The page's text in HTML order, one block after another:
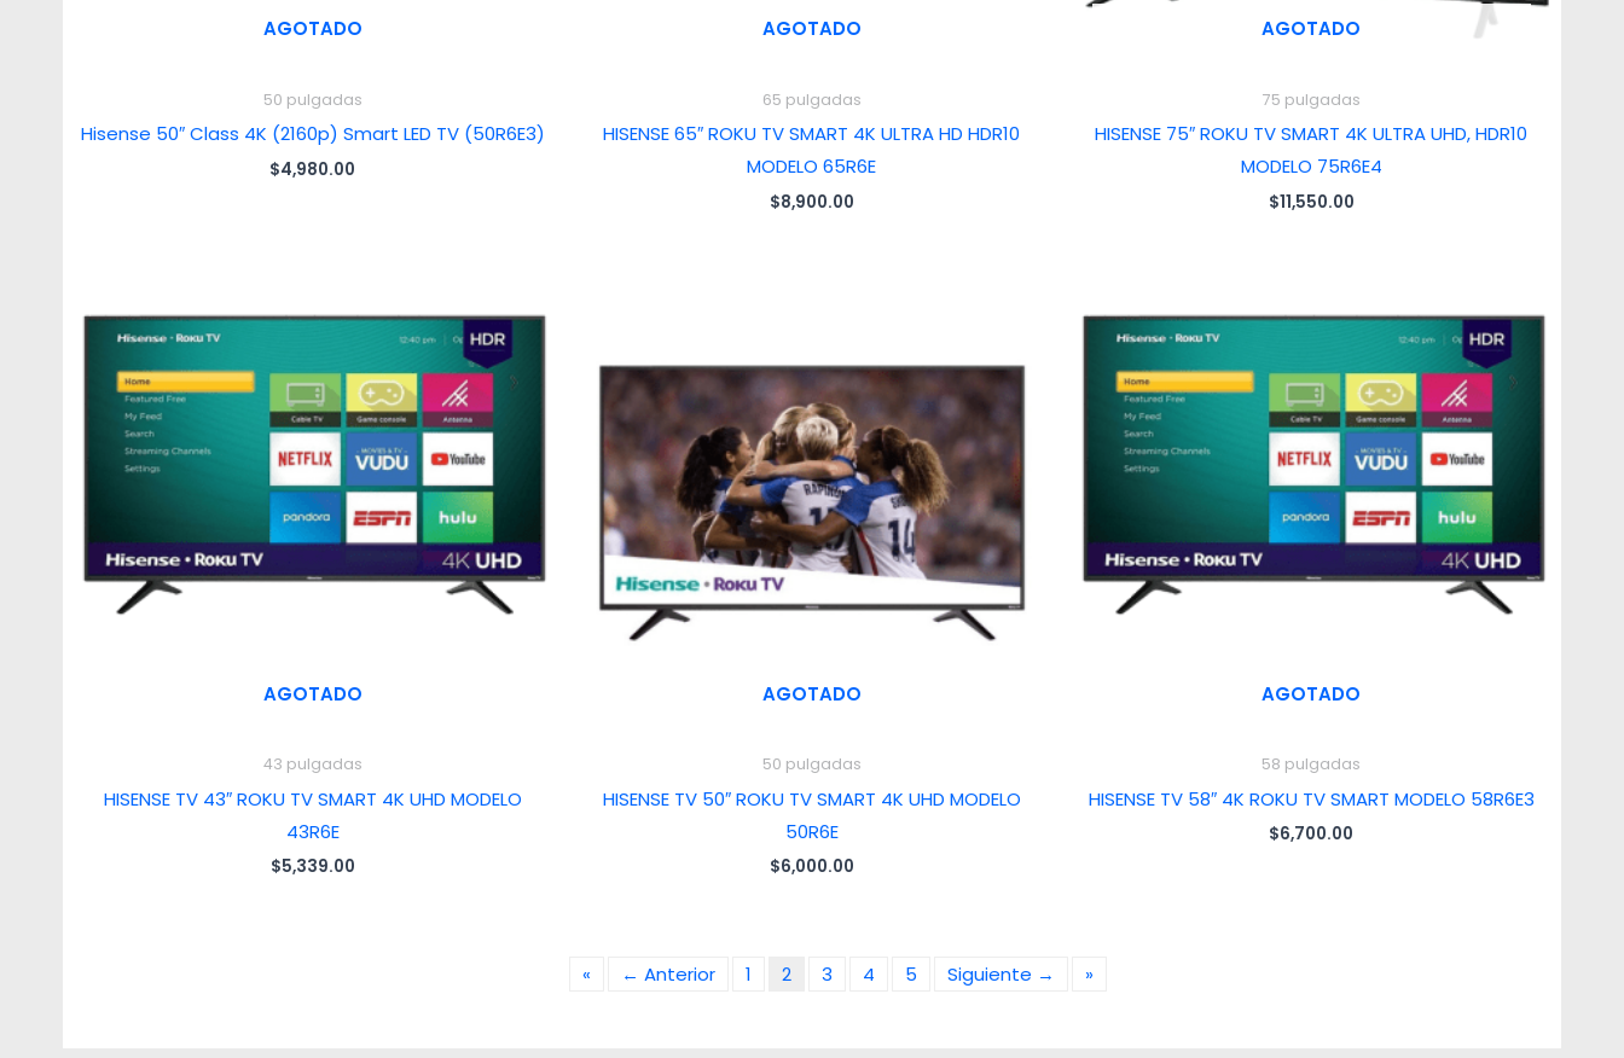
AGOTADO
50 pulgadas
Hisense 50″ Class 4K (2160p) Smart LED TV (50R6E3)
$4,980.00
AGOTADO
65 pulgadas
HISENSE 65″ ROKU TV SMART 4K ULTRA HD HDR10
MODELO 65R6E
$8,900.00
AGOTADO
75 pulgadas
HISENSE 75″ ROKU TV SMART 4K ULTRA UHD, HDR10
MODELO 75R6E4
$11,550.00
AGOTADO
43 pulgadas
HISENSE TV 43″ ROKU TV SMART 4K UHD MODELO
43R6E
$5,339.00
AGOTADO
50 pulgadas
HISENSE TV 50″ ROKU TV SMART 4K UHD MODELO
50R6E
$6,000.00
AGOTADO
58 pulgadas
HISENSE TV 58″ 4K ROKU TV SMART MODELO 58R6E3
$6,700.00
« ← Anterior 1 2 3 4 5 Siguiente → »